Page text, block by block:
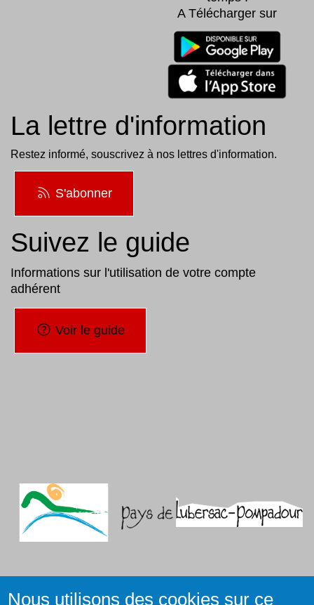
A Télécharger sur
La lettre d'information
Restez informé, souscrivez à nos lettres d'information.
S'abonner
Suivez le guide
Informations sur l'utilisation de votre compte
adhérent
Voir le guide
Nous utilisons des cookies sur ce